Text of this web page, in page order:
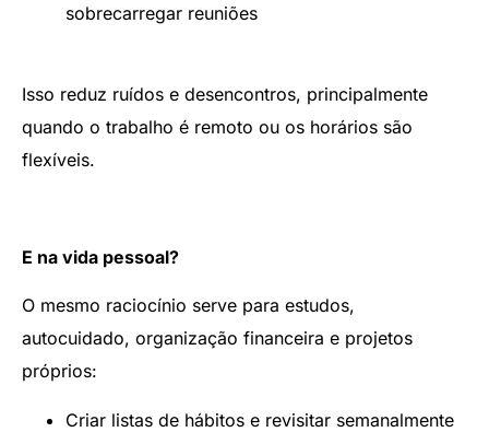
sobrecarregar reuniões
Isso reduz ruídos e desencontros, principalmente
quando o trabalho é remoto ou os horários são
flexíveis.
E na vida pessoal?
O mesmo raciocínio serve para estudos,
autocuidado, organização financeira e projetos
próprios:
Criar listas de hábitos e revisitar semanalmente